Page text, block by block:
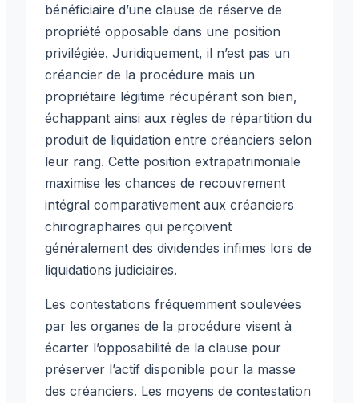
bénéficiaire d’une clause de réserve de
propriété opposable dans une position
privilégiée. Juridiquement, il n’est pas un
créancier de la procédure mais un
propriétaire légitime récupérant son bien,
échappant ainsi aux règles de répartition du
produit de liquidation entre créanciers selon
leur rang. Cette position extrapatrimoniale
maximise les chances de recouvrement
intégral comparativement aux créanciers
chirographaires qui perçoivent
généralement des dividendes infimes lors de
liquidations judiciaires.
Les contestations fréquemment soulevées
par les organes de la procédure visent à
écarter l’opposabilité de la clause pour
préserver l’actif disponible pour la masse
des créanciers. Les moyens de contestation